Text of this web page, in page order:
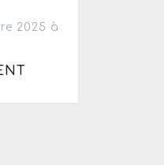
2025 à